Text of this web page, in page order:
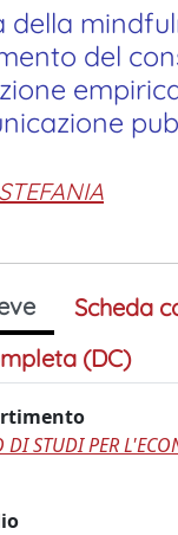
della
del
Scheda
(DC)
DI STUDI PER